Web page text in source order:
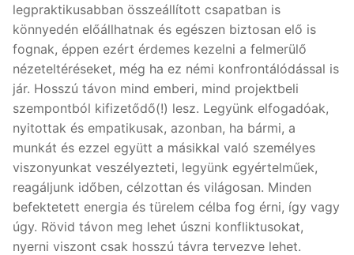
legpraktikusabban összeállított csapatban is
könnyedén előállhatnak és egészen biztosan elő is
fognak, éppen ezért érdemes kezelni a felmerülő
nézeteltéréseket, még ha ez némi konfrontálódással is
jár. Hosszú távon mind emberi, mind projektbeli
szempontból kifizetődő(!) lesz. Legyünk elfogadóak,
nyitottak és empatikusak, azonban, ha bármi, a
munkát és ezzel együtt a másikkal való személyes
viszonyunkat veszélyezteti, legyünk egyértelműek,
reagáljunk időben, célzottan és világosan. Minden
befektetett energia és türelem célba fog érni, így vagy
úgy. Rövid távon meg lehet úszni konfliktusokat,
nyerni viszont csak hosszú távra tervezve lehet.